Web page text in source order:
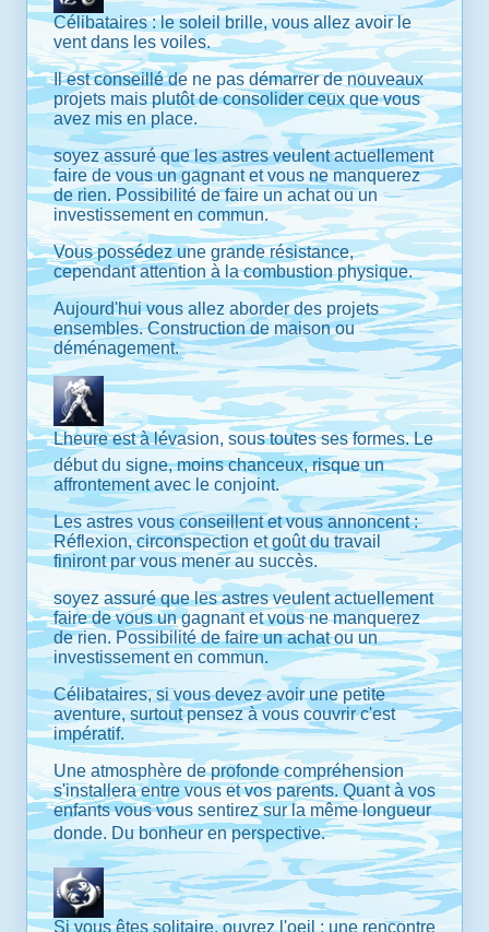
Célibataires : le soleil brille, vous allez avoir le
vent dans les voiles.
Il est conseillé de ne pas démarrer de nouveaux
projets mais plutôt de consolider ceux que vous
avez mis en place.
soyez assuré que les astres veulent actuellement
faire de vous un gagnant et vous ne manquerez
de rien. Possibilité de faire un achat ou un
investissement en commun.
Vous possédez une grande résistance,
cependant attention à la combustion physique.
Aujourd'hui vous allez aborder des projets
ensembles. Construction de maison ou
déménagement.
Lheure est à lévasion, sous toutes ses formes. Le
début du signe, moins chanceux, risque un
affrontement avec le conjoint.
Les astres vous conseillent et vous annoncent :
Réflexion, circonspection et goût du travail
finiront par vous mener au succès.
soyez assuré que les astres veulent actuellement
faire de vous un gagnant et vous ne manquerez
de rien. Possibilité de faire un achat ou un
investissement en commun.
Célibataires, si vous devez avoir une petite
aventure, surtout pensez à vous couvrir c'est
impératif.
Une atmosphère de profonde compréhension
s'installera entre vous et vos parents. Quant à vos
enfants vous vous sentirez sur la même longueur
donde. Du bonheur en perspective.
Si vous êtes solitaire, ouvrez l'oeil : une rencontre